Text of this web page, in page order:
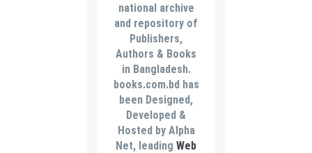
national archive
and repository of
Publishers,
Authors & Books
in Bangladesh.
books.com.bd has
been Designed,
Developed &
Hosted by Alpha
Net, leading Web